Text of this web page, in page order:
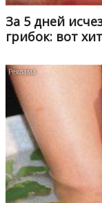
За 5 дней
грибок: вот